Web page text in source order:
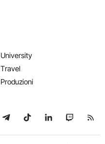
University
Travel
Produzioni
su WhatsApp
Seguici su Telegram
Seguici su TikTok
Seguici su
Seguici